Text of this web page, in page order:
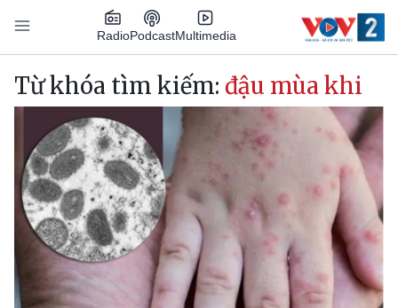
Nhảy đến nội dung
RadioPodcastMultimedia
Main navigation
Từ khóa tìm kiếm: đậu mùa khi